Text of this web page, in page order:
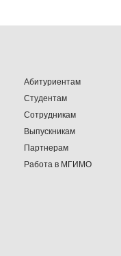
Абитуриентам
Студентам
Сотрудникам
Выпускникам
Партнерам
Работа в МГИМО